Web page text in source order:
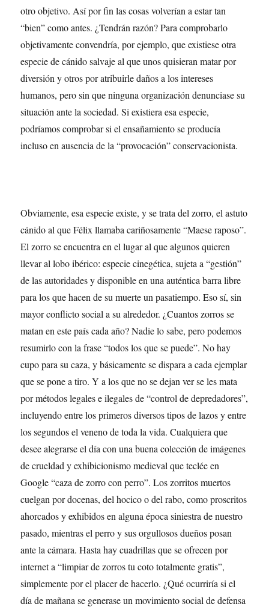
otro objetivo. Así por fin las cosas volverían a estar tan
“bien” como antes. ¿Tendrán razón? Para comprobarlo
objetivamente convendría, por ejemplo, que existiese otra
especie de cánido salvaje al que unos quisieran matar por
diversión y otros por atribuirle daños a los intereses
humanos, pero sin que ninguna organización denunciase su
situación ante la sociedad. Si existiera esa especie,
podríamos comprobar si el ensañamiento se producía
incluso en ausencia de la “provocación” conservacionista.
Obviamente, esa especie existe, y se trata del zorro, el astuto
cánido al que Félix llamaba cariñosamente “Maese raposo”.
El zorro se encuentra en el lugar al que algunos quieren
llevar al lobo ibérico: especie cinegética, sujeta a “gestión”
de las autoridades y disponible en una auténtica barra libre
para los que hacen de su muerte un pasatiempo. Eso sí, sin
mayor conflicto social a su alrededor. ¿Cuantos zorros se
matan en este país cada año? Nadie lo sabe, pero podemos
resumirlo con la frase “todos los que se puede”. No hay
cupo para su caza, y básicamente se dispara a cada ejemplar
que se pone a tiro. Y a los que no se dejan ver se les mata
por métodos legales e ilegales de “control de depredadores”,
incluyendo entre los primeros diversos tipos de lazos y entre
los segundos el veneno de toda la vida. Cualquiera que
desee alegrarse el día con una buena colección de imágenes
de crueldad y exhibicionismo medieval que teclée en
Google “caza de zorro con perro”. Los zorritos muertos
cuelgan por docenas, del hocico o del rabo, como proscritos
ahorcados y exhibidos en alguna época siniestra de nuestro
pasado, mientras el perro y sus orgullosos dueños posan
ante la cámara. Hasta hay cuadrillas que se ofrecen por
internet a “limpiar de zorros tu coto totalmente gratis”,
simplemente por el placer de hacerlo. ¿Qué ocurriría si el
día de mañana se generase un movimiento social de defensa